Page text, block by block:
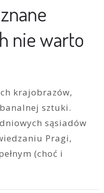
nie warto
krajobrazów,
sztuki.
sąsiadów
Pragi,
(choć i